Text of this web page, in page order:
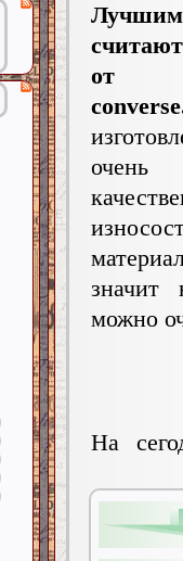
от
очень
значит
можно
На